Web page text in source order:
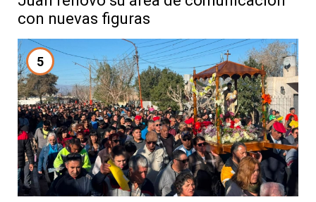
con nuevas figuras
5